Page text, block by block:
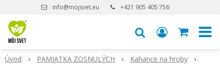
info@mojsvet.eu +421 905 405 756
Úvod PAMIATKA ZOSNULÝCH
Kahance na hroby